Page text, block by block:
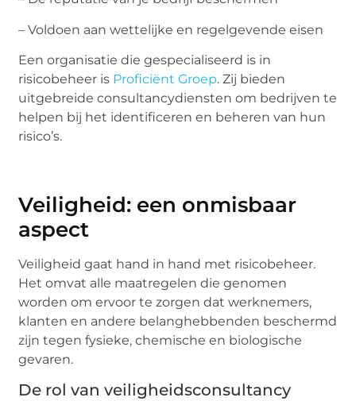
– Voldoen aan wettelijke en regelgevende eisen
Een organisatie die gespecialiseerd is in
risicobeheer is Proficiënt Groep. Zij bieden
uitgebreide consultancydiensten om bedrijven te
helpen bij het identificeren en beheren van hun
risico’s.
Veiligheid: een onmisbaar
aspect
Veiligheid gaat hand in hand met risicobeheer.
Het omvat alle maatregelen die genomen
worden om ervoor te zorgen dat werknemers,
klanten en andere belanghebbenden beschermd
zijn tegen fysieke, chemische en biologische
gevaren.
De rol van veiligheidsconsultancy